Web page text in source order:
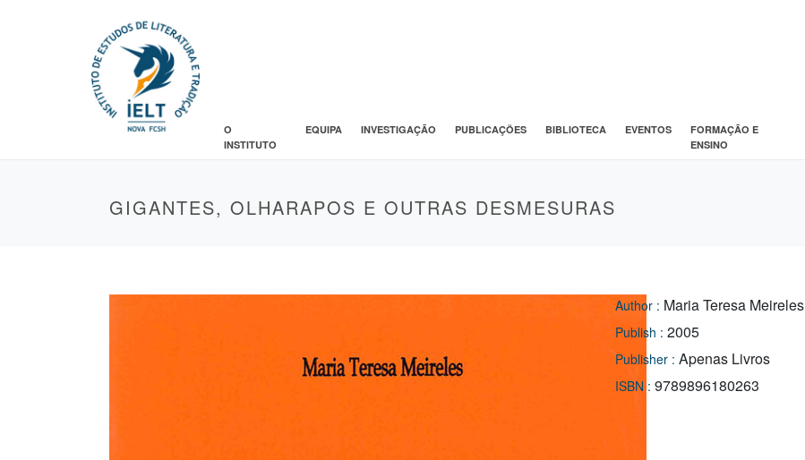
O
INSTITUTO
EQUIPA INVESTIGAÇÃO PUBLICAÇÕES BIBLIOTECA EVENTOS
FORMAÇÃO E
ENSINO
GIGANTES, OLHARAPOS E OUTRAS DESMESURAS
Author : Maria Teresa Meireles
Publish : 2005
Publisher : Apenas Livros
ISBN : 9789896180263